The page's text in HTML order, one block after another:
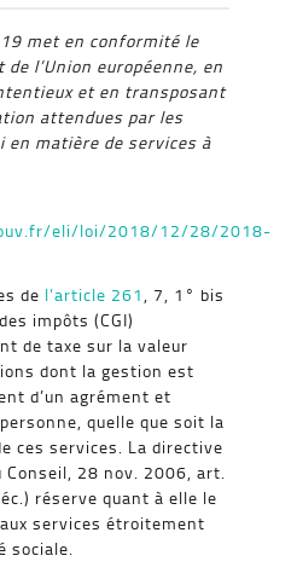
met en conformité le
l’Union européenne, en
et en transposant
attendues par les
matière de services à
eli/loi/2018/12/28/2018-
de l’article 261 , 7, 1° bis
impôts (CGI)
de taxe sur la valeur
dont la gestion est
d’un agrément et
quelle que soit la
ces services. La directive
28 nov. 2006, art.
réserve quant à elle le
services étroitement
sociale.